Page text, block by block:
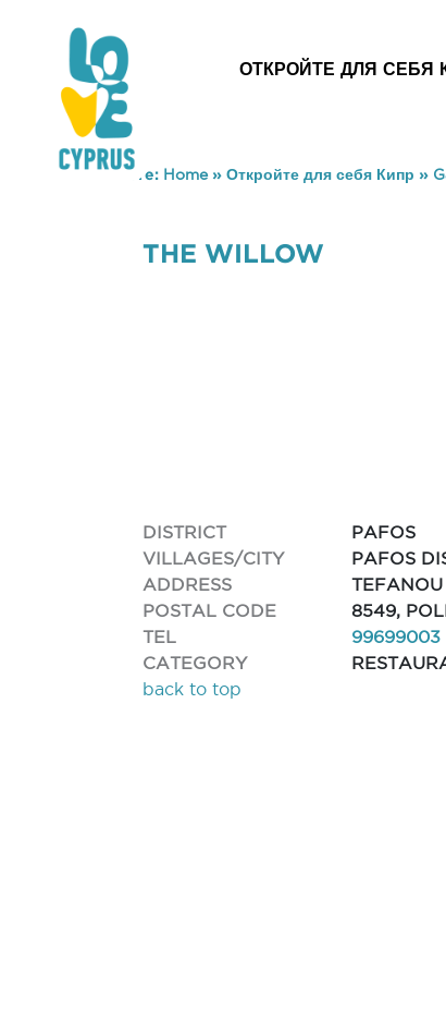
ОТКРОЙТЕ ДЛЯ СЕБЯ
You are here: Home» Откройте для себя Кипр »
THE WILLOW
DISTRICT
PAFOS
VILLAGES/CITY
PAFOS
ADDRESS
POSTAL CODE
8549,
TEL
99699003
CATEGORY
back to top